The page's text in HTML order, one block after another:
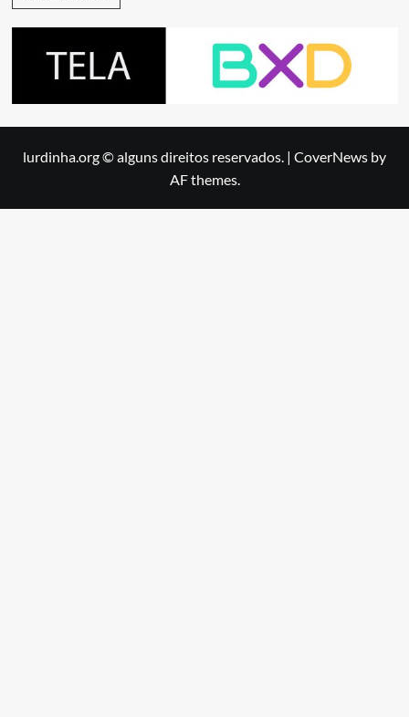
lurdinha.org © alguns direitos reservados. | CoverNews by
AF themes.